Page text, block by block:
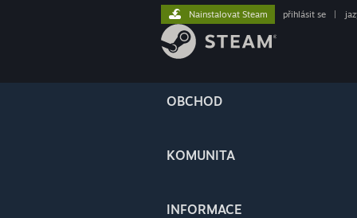
OBCHOD
KOMUNITA
INFORMACE
Nainstalovat Steam přihlásit se